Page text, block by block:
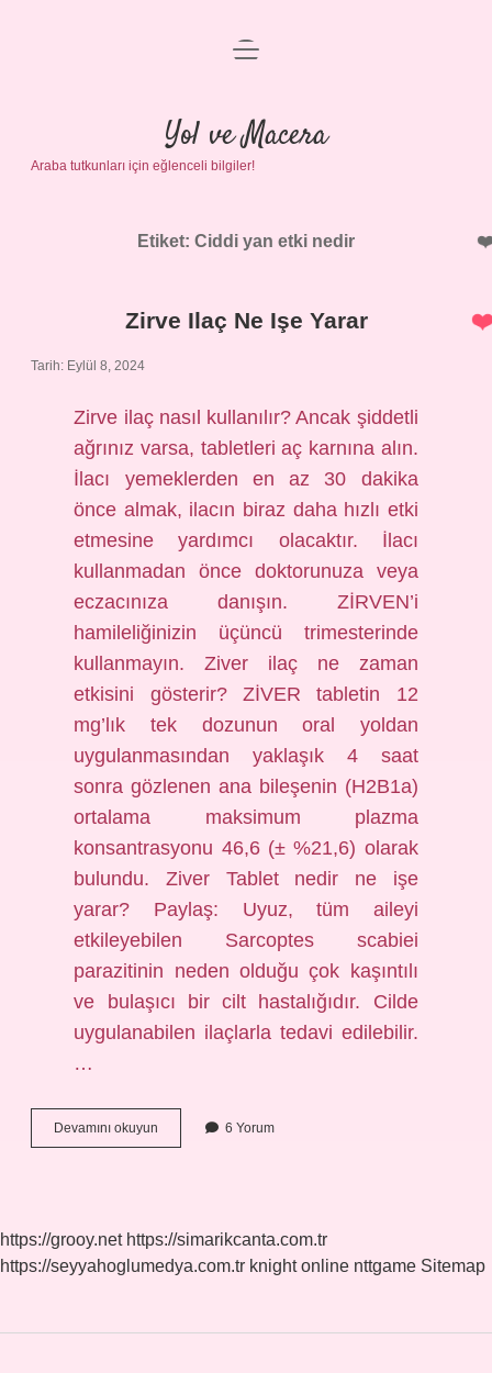
Anasayfa
Gizlilik Politikası
Yasal Uyarı
menüyü
Yol ve Macera
Araba tutkunları için eğlenceli bilgiler!
Etiket: Ciddi yan etki nedir
Zirve Ilaç Ne Işe Yarar
Tarih: Eylül 8, 2024
Zirve ilaç nasıl kullanılır? Ancak şiddetli
ağrınız varsa, tabletleri aç karnına alın.
İlacı yemeklerden en az 30 dakika
önce almak, ilacın biraz daha hızlı etki
etmesine yardımcı olacaktır. İlacı
kullanmadan önce doktorunuza veya
eczacınıza danışın. ZİRVEN’i
hamileliğinizin üçüncü trimesterinde
kullanmayın. Ziver ilaç ne zaman
etkisini gösterir? ZİVER tabletin 12
mg’lık tek dozunun oral yoldan
uygulanmasından yaklaşık 4 saat
sonra gözlenen ana bileşenin (H2B1a)
ortalama maksimum plazma
konsantrasyonu 46,6 (± %21,6) olarak
bulundu. Ziver Tablet nedir ne işe
yarar? Paylaş: Uyuz, tüm aileyi
etkileyebilen Sarcoptes scabiei
parazitinin neden olduğu çok kaşıntılı
ve bulaşıcı bir cilt hastalığıdır. Cilde
uygulanabilen ilaçlarla tedavi edilebilir.
…
Devamını okuyun
Ilaç
6 Yorum
https://grooy.net https://simarikcanta.com.tr
https://seyyahoglumedya.com.tr knight online nttgame Sitemap